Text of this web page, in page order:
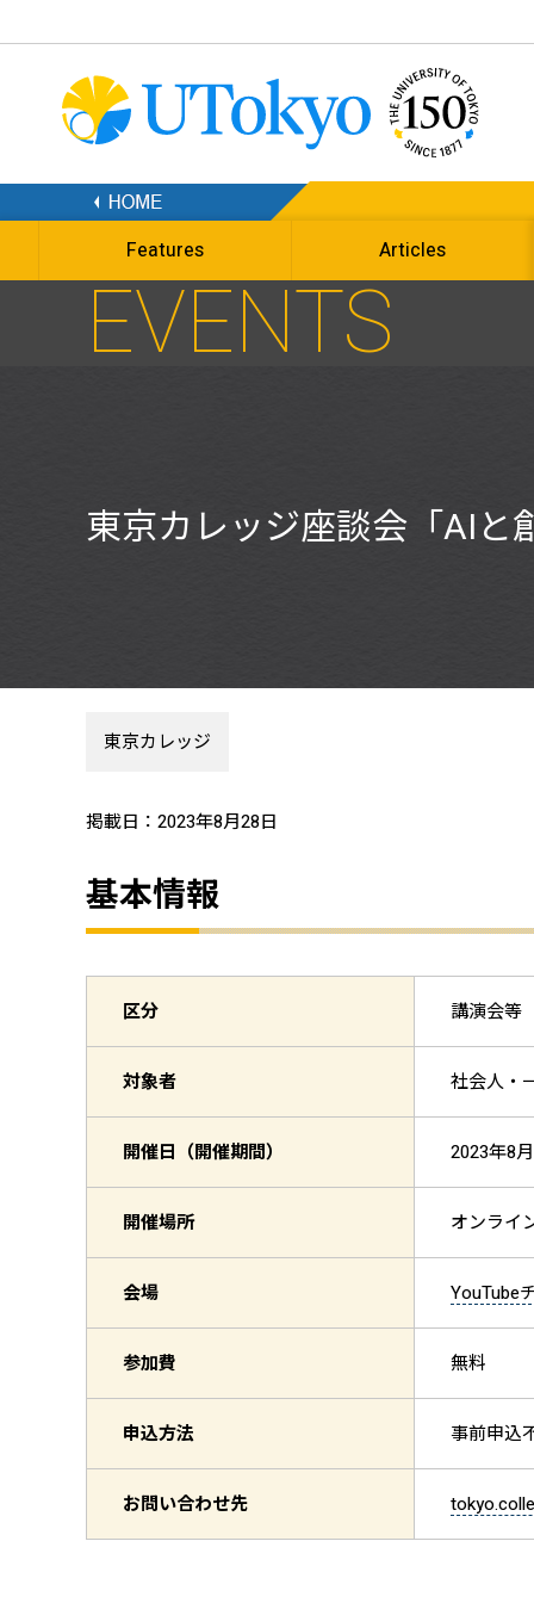
Features Articles
EVENTS
東京カレッジ座談会「AIと
東京カレッジ
掲載日：2023年8月28日
基本情報
区分 講演会等
対象者 社会人・
開催日（開催期間） 2023年8
開催場所 オンライ
会場 YouTube
参加費 無料
申込方法 事前申込
お問い合わせ先